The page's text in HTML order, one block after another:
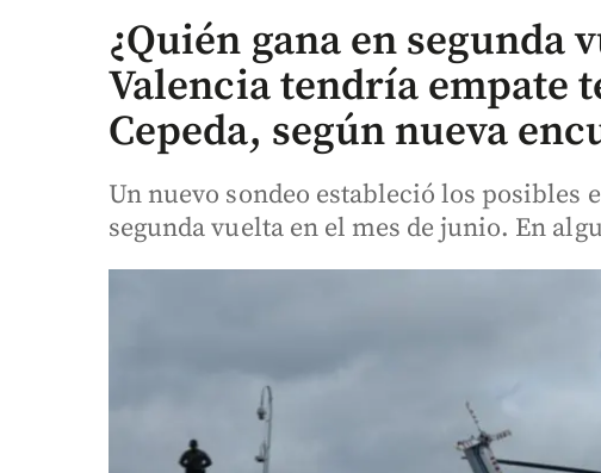
¿Quién gana en segunda
Valencia tendría empate
Cepeda, según nueva
Un nuevo sondeo estableció los posibles
segunda vuelta en el mes de junio. En